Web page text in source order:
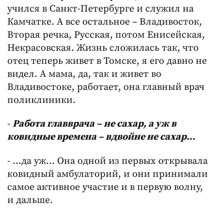
учился в Санкт-Петербурге и служил на
Камчатке. А все остальное – Владивосток,
Вторая речка, Русская, потом Енисейская,
Некрасовская. Жизнь сложилась так, что
отец теперь живет в Томске, я его давно не
видел. А мама, да, так и живет во
Владивостоке, работает, она главный врач
поликлиники.
- Работа главврача – не сахар, а уж в
ковидные времена – вдвойне не сахар…
- …да уж… Она одной из первых открывала
ковидный амбулаторий, и они принимали
самое активное участие и в первую волну,
и дальше.